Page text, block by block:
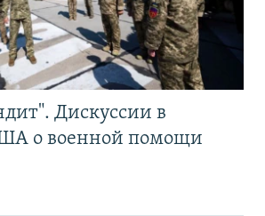
Дискуссии в
о военной помощи